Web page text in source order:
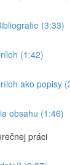
(3:33)
(1:42)
ako popisy
obsahu (1:46)
práci